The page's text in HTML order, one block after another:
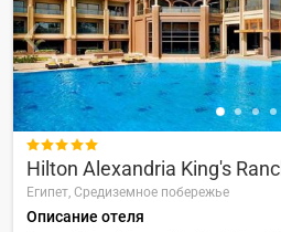

Hilton Alexandria King's
Египет, Средиземное побережье
Описание отеля